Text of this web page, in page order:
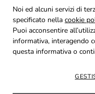
Noi ed alcuni servizi di
specificato nella cookie
Puoi acconsentire
informativa, interagendo
questa informativa o